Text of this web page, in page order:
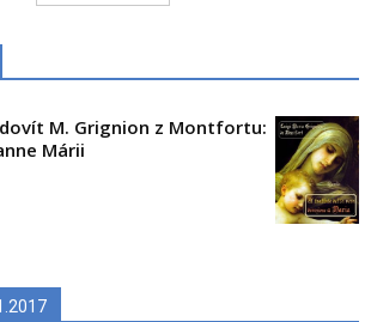
M. Grignion z Montfortu:
Márii